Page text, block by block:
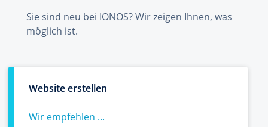
Sie sind neu bei IONOS? Wir zeigen Ihnen, was
möglich ist.
Website erstellen
Wir empfehlen ...